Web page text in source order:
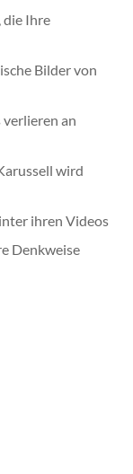
die Ihre
Bilder von
an
wird
ihren Videos
Denkweise